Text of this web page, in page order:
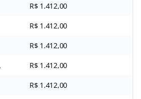
R$ 1.412,00
R$ 1.412,00
R$ 1.412,00
R$ 1.412,00
R$ 1.412,00